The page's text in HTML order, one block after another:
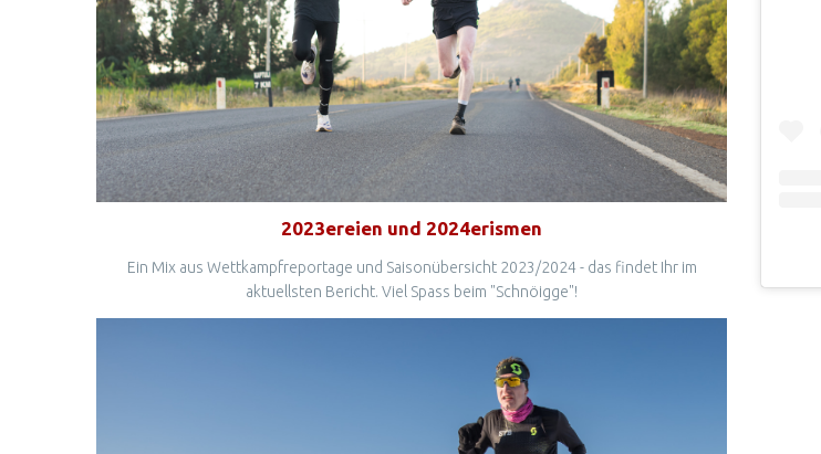
2023ereien und 2024erismen
Ein Mix aus Wettkampfreportage und Saisonübersicht 2023/2024 - das findet Ihr im
aktuellsten Bericht. Viel Spass beim "Schnöigge"!